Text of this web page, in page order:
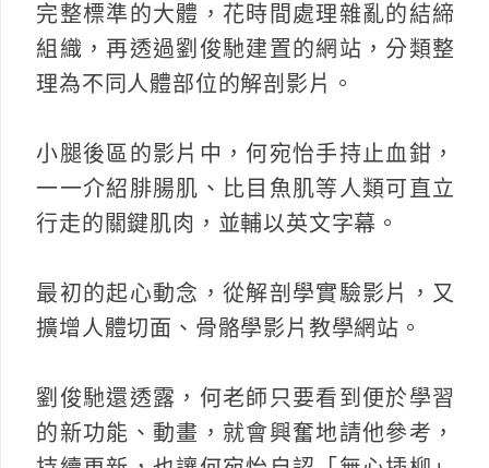
完整標準的大體，花時間處理雜亂的結締
組織，再透過劉俊馳建置的網站，分類整
理為不同人體部位的解剖影片。
小腿後區的影片中，何宛怡手持止血鉗，
一一介紹腓腸肌、比目魚肌等人類可直立
行走的關鍵肌肉，並輔以英文字幕。
最初的起心動念，從解剖學實驗影片，又
擴增人體切面、骨骼學影片教學網站。
劉俊馳還透露，何老師只要看到便於學習
的新功能、動畫，就會興奮地請他參考，